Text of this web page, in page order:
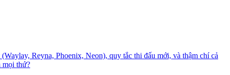
Reyna, Phoenix, Neon), quy tắc thi đấu mới, và thậm chí cả
mọi thứ?